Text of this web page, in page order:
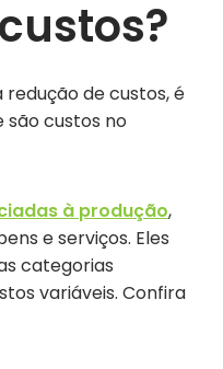
redução de custos, é
custos no
à produção,
e serviços. Eles
categorias
variáveis. Confira